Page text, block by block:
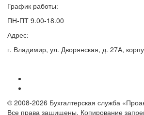
График работы:
ПН-ПТ 9.00-18.00
Адрес:
г. Владимир, ул. Дворянская, д. 27А,
© 2008-2026 Бухгалтерская служба
Все права защищены. Копирование